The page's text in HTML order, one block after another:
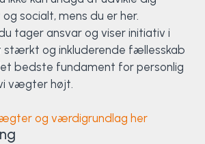
socialt, mens du er her.
tager ansvar og viser initiativ i
stærkt og inkluderende fællesskab
bedste fundament for personlig
vægter højt.
og værdigrundlag her